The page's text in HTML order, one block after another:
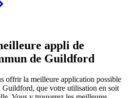
appli de
de Guildford
offrir la meilleure application possible
que votre utilisation en soit